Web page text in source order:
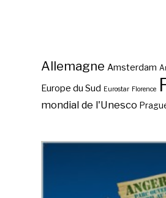
Allemagne Amsterdam
Europe du Sud Eurostar Florence
mondial de l'Unesco